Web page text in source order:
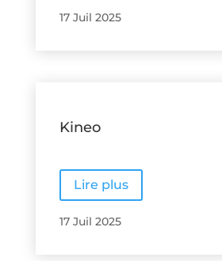
17 Juil 2025
Kineo
Lire plus
17 Juil 2025